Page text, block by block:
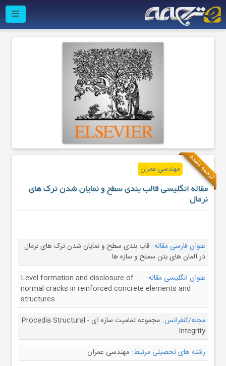
ترجمه نشده مهندسی عمران
مقاله انگلیسی قالب بندی سطح و نمایان شدن ترک های
نرمال
عنوان فارسی مقاله: قاب بندی سطح و نمایان شدن ترک های نرمال
در المان های بتن سملح و سازه ها
عنوان انگلیسی مقاله:
Level formation and disclosure of
normal cracks in reinforced concrete elements and
structures
مجله/کنفرانس:
مجموعه تمامیت سازه ای - Procedia Structural
Integrity
رشته های تحصیلی مرتبط: مهندسی عمران